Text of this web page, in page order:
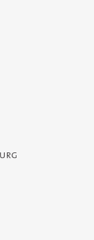
- Service